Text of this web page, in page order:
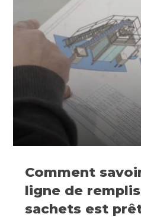
Comment
ligne de
sachets est